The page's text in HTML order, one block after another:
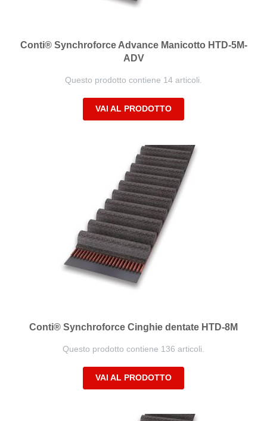
Conti® Synchroforce Advance Manicotto HTD-5M-
ADV
Questo prodotto contiene 14 articoli.
VAI AL PRODOTTO
Conti® Synchroforce Cinghie dentate HTD-8M
Questo prodotto contiene 136 articoli.
VAI AL PRODOTTO